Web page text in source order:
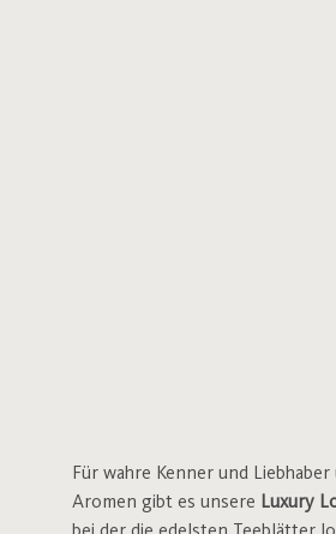
Für wahre Kenner und
Aromen gibt es unsere Luxury